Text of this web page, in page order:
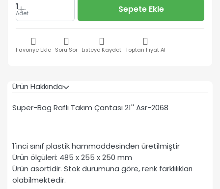
1
Adet Sepete Ekle
Favoriye Ekle Soru Sor Listeye Kaydet Toptan Fiyat Al
Ürün Hakkında
Super-Bag Raflı Takım Çantası 21'' Asr-2068
1'inci sınıf plastik hammaddesinden üretilmiştir
Ürün ölçüleri: 485 x 255 x 250 mm
Ürün asortidir. Stok durumuna göre, renk farklılıkları
olabilmektedir.